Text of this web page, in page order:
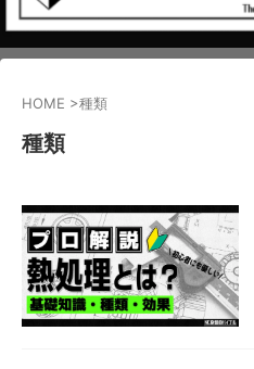
HOME >種類
種類